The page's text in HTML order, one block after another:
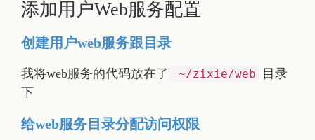
添加用户Web服务配置
创建用户web服务跟目录
我将web服务的代码放在了 ~/zixie/web
目录
下
给web服务目录分配访问权限